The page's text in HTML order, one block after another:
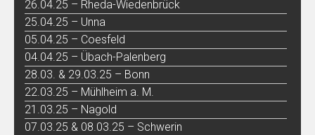
26.04.25 – Rheda-Wiedenbrück
25.04.25 – Unna
05.04.25 – Coesfeld
04.04.25 – Übach-Palenberg
28.03. & 29.03.25 – Bonn
22.03.25 – Mühlheim a. M.
21.03.25 – Nagold
07.03.25 & 08.03.25 – Schwerin